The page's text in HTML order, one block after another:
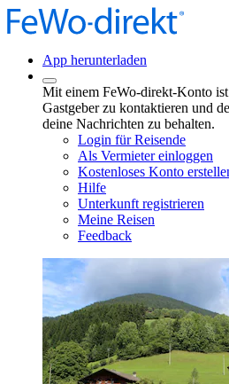
App herunterladen
Mit einem FeWo-direkt-Konto
Gastgeber zu kontaktieren und
deine Nachrichten zu behalten.
Login für Reisende
Als Vermieter einloggen
Kostenloses Konto
Hilfe
Unterkunft registrieren
Meine Reisen
Feedback